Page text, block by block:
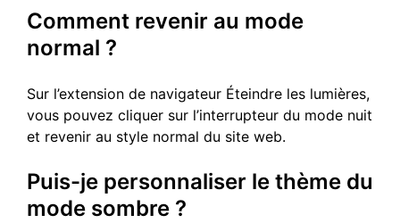
Comment revenir au mode
normal ?
Sur l’extension de navigateur Éteindre les lumières,
vous pouvez cliquer sur l’interrupteur du mode nuit
et revenir au style normal du site web.
Puis-je personnaliser le thème du
mode sombre ?